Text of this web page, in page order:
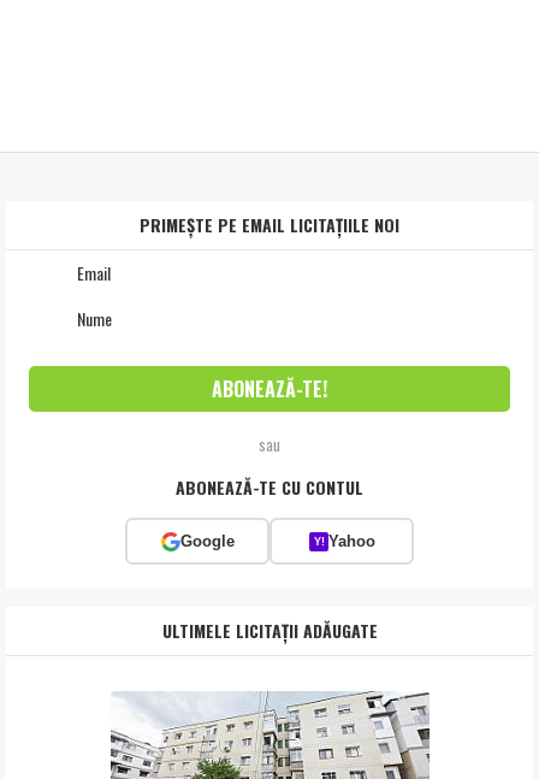
PRIMEȘTE PE EMAIL LICITAȚIILE NOI
sau
ABONEAZĂ-TE CU CONTUL
Google Y! Yahoo
ULTIMELE LICITAȚII ADĂUGATE